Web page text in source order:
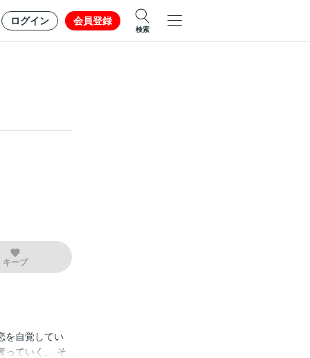
ログイン 会員登録
検索
キープ
を自覚してい
っていく。 そ